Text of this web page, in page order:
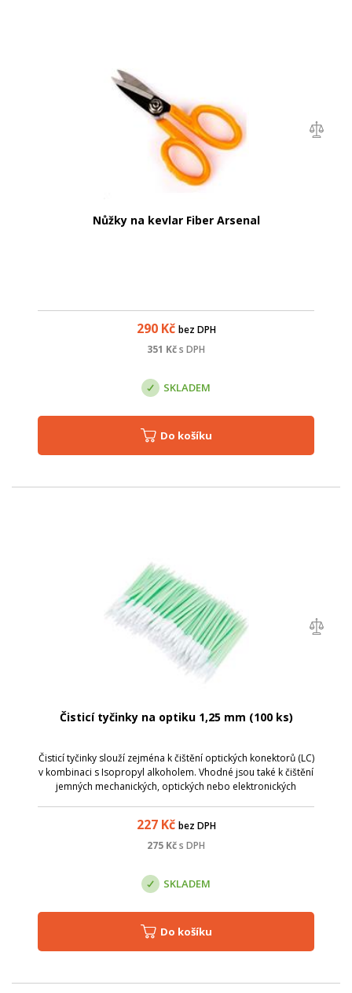
Nůžky na kevlar Fiber Arsenal
290Kč bez DPH
351 Kčs DPH
SKLADEM
Do košíku
Čisticí tyčinky na optiku 1,25 mm (100 ks)
Čisticí tyčinky slouží zejména k čištění optických konektorů (LC)
v kombinaci s Isopropyl alkoholem. Vhodné jsou také k čištění
jemných mechanických, optických nebo elektronických
227Kč bez DPH
275 Kčs DPH
SKLADEM
Do košíku